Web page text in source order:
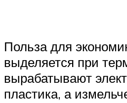
Польза для
выделяется при
вырабатывают
пластика, а